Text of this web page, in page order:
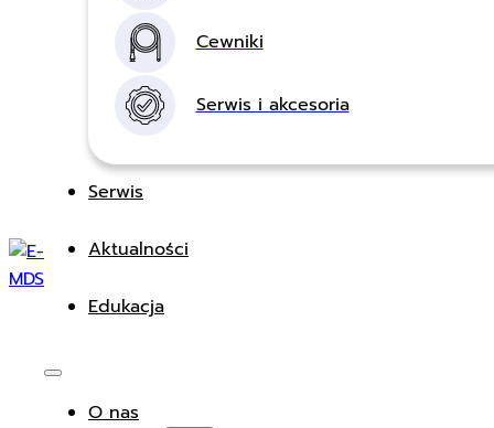
Cewniki
Serwis i akcesoria
Serwis
Aktualności
Edukacja
O nas